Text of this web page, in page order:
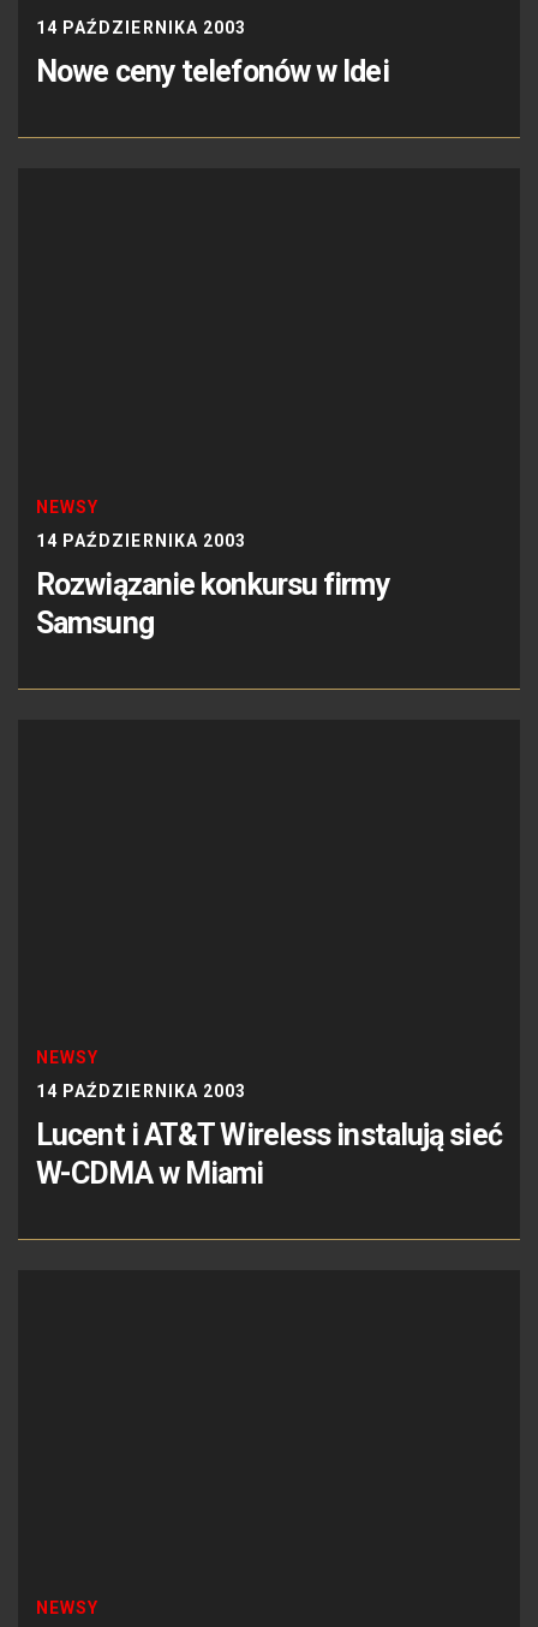
14 PAŹDZIERNIKA 2003
Nowe ceny telefonów w Idei
NEWSY
14 PAŹDZIERNIKA 2003
Rozwiązanie konkursu firmy
Samsung
NEWSY
14 PAŹDZIERNIKA 2003
Lucent i AT&T Wireless instalują sieć
W-CDMA w Miami
NEWSY